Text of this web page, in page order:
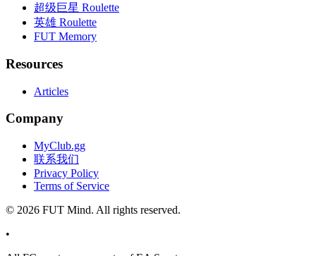
超级巨星 Roulette
英雄 Roulette
FUT Memory
Resources
Articles
Company
MyClub.gg
联系我们
Privacy Policy
Terms of Service
© 2026 FUT Mind. All rights reserved.
•